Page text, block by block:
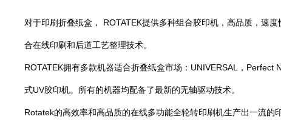
对于印刷折叠纸盒， ROTATEK提供多种组合胶印机，高品质，速
合在线印刷和后道工艺整理技术。
ROTATEK拥有多款机器适合折叠纸盒市场：UNIVERSAL，Perfect
式UV胶印机。所有的机器均配备了最新的无轴驱动技术。
Rotatek的高效率和高品质的在线多功能全轮转印刷机生产出一流的